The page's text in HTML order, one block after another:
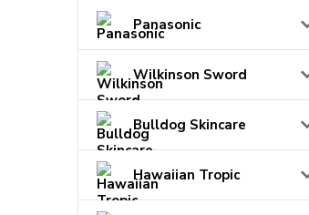
Panasonic
Wilkinson Sword
Bulldog Skincare
Hawaiian Tropic